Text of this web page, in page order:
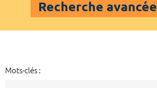
Recherche avancée
Mots-clés :